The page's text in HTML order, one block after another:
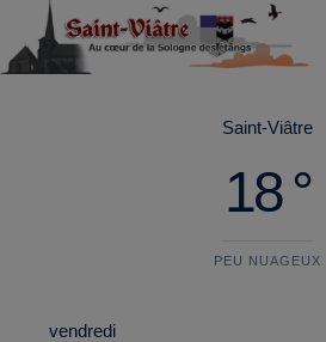
principal
Saint-Viâtre
18 °
PEU NUAGEUX
vendredi